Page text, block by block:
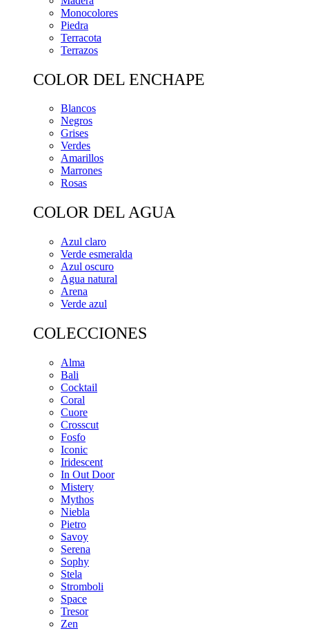
Monocolores
Piedra
Terracota
Terrazos
COLOR DEL ENCHAPE
Blancos
Negros
Grises
Verdes
Amarillos
Marrones
Rosas
COLOR DEL AGUA
Azul claro
Verde esmeralda
Azul oscuro
Agua natural
Arena
Verde azul
COLECCIONES
Alma
Bali
Cocktail
Coral
Cuore
Crosscut
Fosfo
Iconic
Iridescent
In Out Door
Mistery
Mythos
Niebla
Pietro
Savoy
Serena
Sophy
Stela
Stromboli
Space
Tresor
Zen